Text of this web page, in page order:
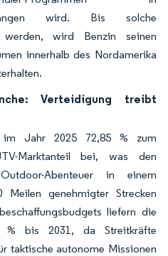
wird. Bis solche
werden, wird Benzin seinen
innerhalb des Nordamerika
Verteidigung treibt
Jahr 2025 72,85 % zum
Marktanteil bei, was den
Abenteuer in einem
Meilen genehmigter Strecken
liefern die
% bis 2031, da Streitkräfte
taktische autonome Missionen